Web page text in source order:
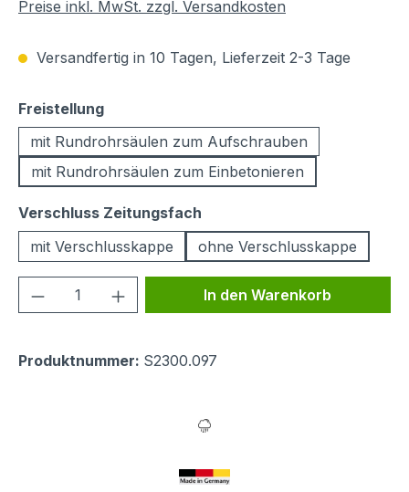
Preise inkl. MwSt. zzgl. Versandkosten
Versandfertig in 10 Tagen, Lieferzeit 2-3 Tage
Freistellungauswählen
mit Rundrohrsäulen zum Aufschrauben
mit Rundrohrsäulen zum Einbetonieren
Verschluss Zeitungsfach
mit Verschlusskappe
ohne Verschlusskappe
Produkt Anzahl: Gib denIn den Warenkorb
Produktnummer: S2300.097